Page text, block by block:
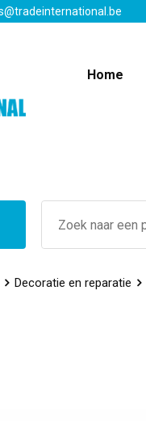
Home
Decoratie en reparatie